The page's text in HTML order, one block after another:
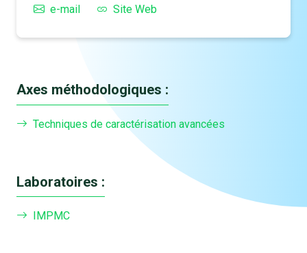
e-mail Site Web
Axes méthodologiques :
Techniques de caractérisation avancées
Laboratoires :
IMPMC